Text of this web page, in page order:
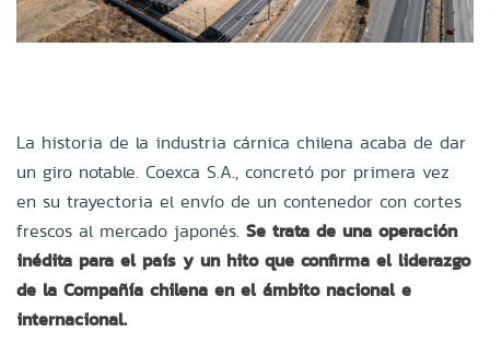
La historia de la industria cárnica chilena acaba de dar
un giro notable. Coexca S.A., concretó por primera vez
en su trayectoria el envío de un contenedor con cortes
frescos al mercado japonés. Se trata de una operación
inédita para el país y un hito que confirma el liderazgo
de la Compañía chilena en el ámbito nacional e
internacional.